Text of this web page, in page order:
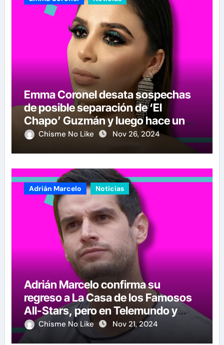
Emma Coronel desata sospechas
de posible separación de ‘El
Chapo’ Guzmán y luego hace un
crucial anuncio
Chisme No Like Nov 26, 2024
Adrián Marcelo Noticias
Adrián Marcelo confirma su
regreso a La Casa de los Famosos
All-Stars, pero en Telemundo y
causa polémica su anuncio
Chisme No Like Nov 21, 2024